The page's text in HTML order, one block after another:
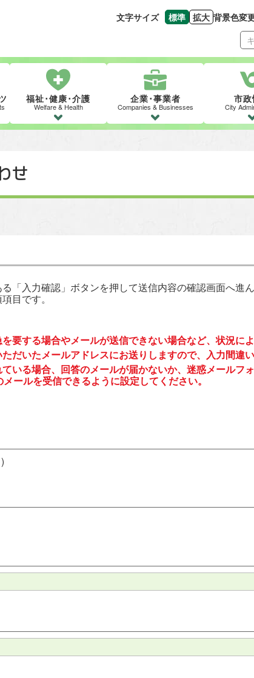
文字サイズ 標準
文字の大きさをもと
拡大
文字を大きくす
背景色変
福祉･健康･介護
Welfare & Health
企業･事業者
Companies & Businesses
市政
City
せ
「入力確認」ボタンを押して送信内容の確認画面へ進ん
目です。
要する場合やメールが送信できない場合など、状況に
だいたメールアドレスにお送りしますので、入力間違
いる場合、回答のメールが届かないか、迷惑メールフ
ルを受信できるように設定してください。